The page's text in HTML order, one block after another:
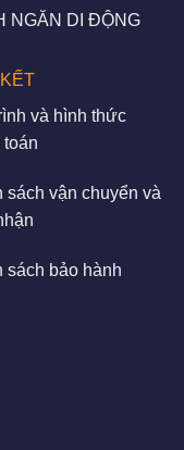
NGĂN DI ĐỘNG
và hình thức
toán
sách vận chuyển và
sách bảo hành